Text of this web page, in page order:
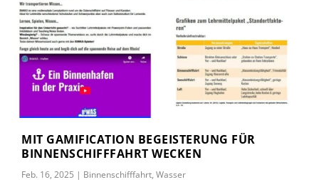
MIT GAMIFICATION BEGEISTERUNG FÜR
BINNENSCHIFFFAHRT WECKEN
Feb. 16, 2025 | Binnenschifffahrt,Wasser